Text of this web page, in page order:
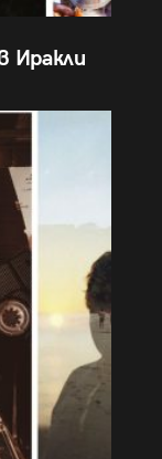
Иракли